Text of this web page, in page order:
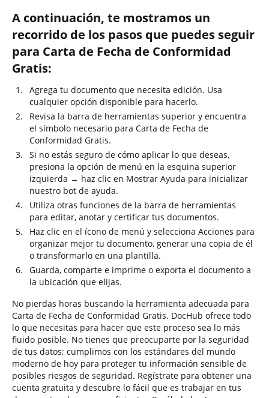
A continuación, te mostramos un
recorrido de los pasos que puedes seguir
para Carta de Fecha de Conformidad
Gratis:
Agrega tu documento que necesita edición. Usa
cualquier opción disponible para hacerlo.
Revisa la barra de herramientas superior y encuentra
el símbolo necesario para Carta de Fecha de
Conformidad Gratis.
Si no estás seguro de cómo aplicar lo que deseas,
presiona la opción de menú en la esquina superior
izquierda → haz clic en Mostrar Ayuda para inicializar
nuestro bot de ayuda.
Utiliza otras funciones de la barra de herramientas
para editar, anotar y certificar tus documentos.
Haz clic en el ícono de menú y selecciona Acciones para
organizar mejor tu documento, generar una copia de él
o transformarlo en una plantilla.
Guarda, comparte e imprime o exporta el documento a
la ubicación que elijas.
No pierdas horas buscando la herramienta adecuada para
Carta de Fecha de Conformidad Gratis. DocHub ofrece todo
lo que necesitas para hacer que este proceso sea lo más
fluido posible. No tienes que preocuparte por la seguridad
de tus datos; cumplimos con los estándares del mundo
moderno de hoy para proteger tu información sensible de
posibles riesgos de seguridad. Regístrate para obtener una
cuenta gratuita y descubre lo fácil que es trabajar en tus